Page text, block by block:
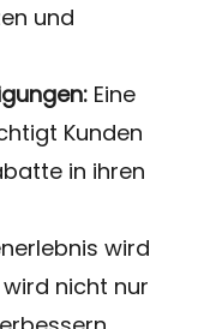
und
Eine
Kunden
in ihren
wird
nicht nur